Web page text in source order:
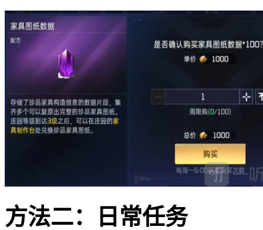
方法二：日常任务